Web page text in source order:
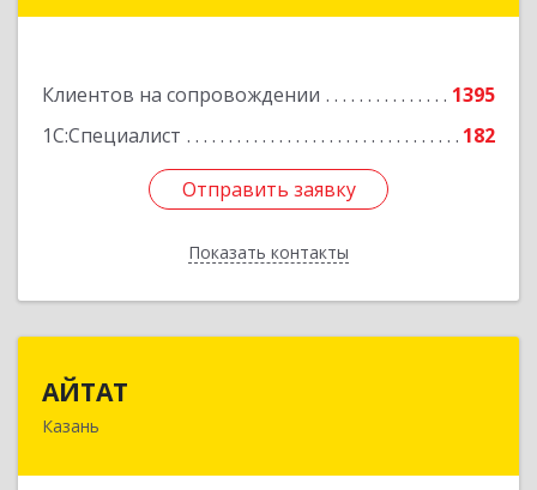
Клиентов на сопровождении
1395
1С:Специалист
182
Отправить заявку
Показать контакты
Отправить заявку
Назад
АЙТАТ
Казань